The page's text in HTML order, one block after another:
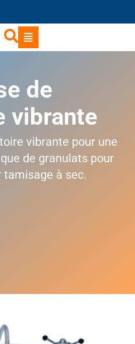
de
vibrante
vibrante pour une
de granulats pour
tamisage à sec.